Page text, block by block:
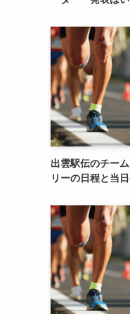
出雲駅伝のチー
リーの日程と当